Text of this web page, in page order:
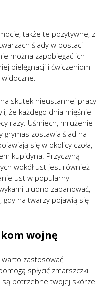
także te pozytywne, z
ślady w postaci
można zapobiegać ich
pielęgnacji i ćwiczeniom
skutek nieustannej pracy
że każdego dnia mięśnie
razy. Uśmiech, mrużenie
grymas zostawia ślad na
się w okolicy czoła,
kupidyna. Przyczyną
wokół ust jest również
ust w popularny
trudno zapanować,
na twarzy pojawią się
wojnę
warto zastosować
spłycić zmarszczki.
są potrzebne twojej skórze